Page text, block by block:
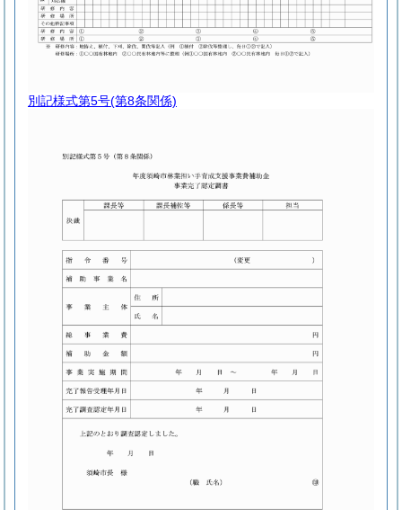
別記様式第5号(第8条関係)